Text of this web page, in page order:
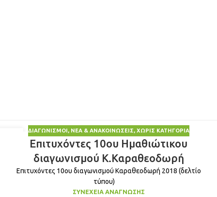
ΔΙΑΓΩΝΙΣΜΟΊ , ΝΈΑ & ΑΝΑΚΟΙΝΏΣΕΙΣ, ΧΩΡΊΣ ΚΑΤΗΓΟΡΊΑ
Επιτυχόντες 10ου Ημαθιώτικου
διαγωνισμού Κ.Καραθεοδωρή
Επιτυχόντες 10ου διαγωνισμού Καραθεοδωρή 2018 (δελτίο
τύπου)
ΣΥΝΈΧΕΙΑ ΑΝΆΓΝΩΣΗΣ